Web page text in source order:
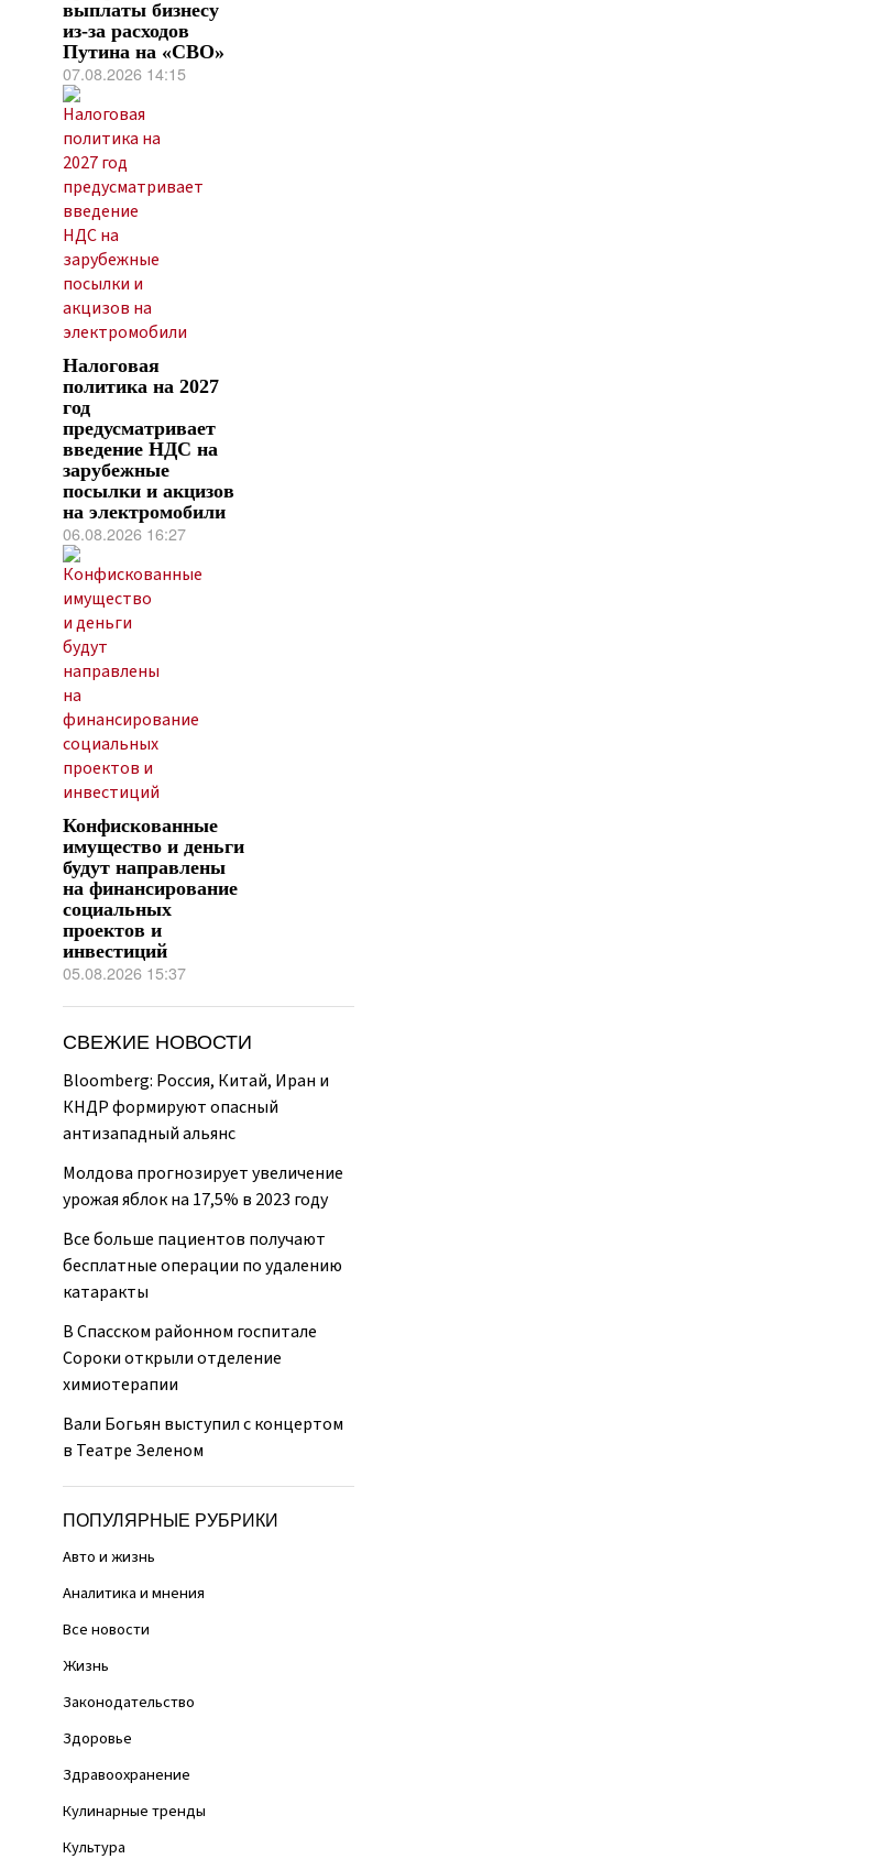
выплаты бизнесу
из-за расходов
Путина на «СВО»
07.08.2026 14:15
Налоговая
политика на 2027
год
предусматривает
введение НДС на
зарубежные
посылки и акцизов
на электромобили
06.08.2026 16:27
Конфискованные
имущество и деньги
будут направлены
на финансирование
социальных
проектов и
инвестиций
05.08.2026 15:37
СВЕЖИЕ НОВОСТИ
Bloomberg: Россия, Китай, Иран и
КНДР формируют опасный
антизападный альянс
Молдова прогнозирует увеличение
урожая яблок на 17,5% в 2023 году
Все больше пациентов получают
бесплатные операции по удалению
катаракты
В Спасском районном госпитале
Сороки открыли отделение
химиотерапии
Вали Богьян выступил с концертом
в Театре Зеленом
ПОПУЛЯРНЫЕ РУБРИКИ
Авто и жизнь
Аналитика и мнения
Все новости
Жизнь
Законодательство
Здоровье
Здравоохранение
Кулинарные тренды
Культура